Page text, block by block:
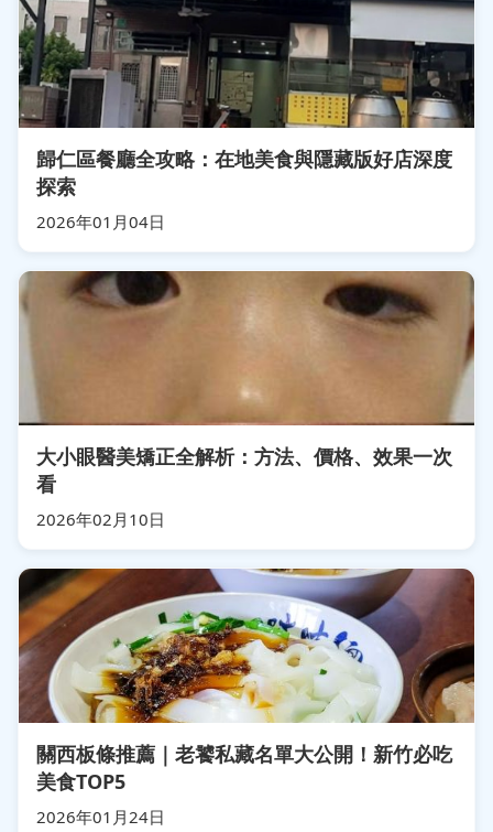
歸仁區餐廳全攻略：在地美食與隱藏版好店深度
探索
2026年01月04日
大小眼醫美矯正全解析：方法、價格、效果一次
看
2026年02月10日
關西板條推薦｜老饕私藏名單大公開！新竹必吃
美食TOP5
2026年01月24日